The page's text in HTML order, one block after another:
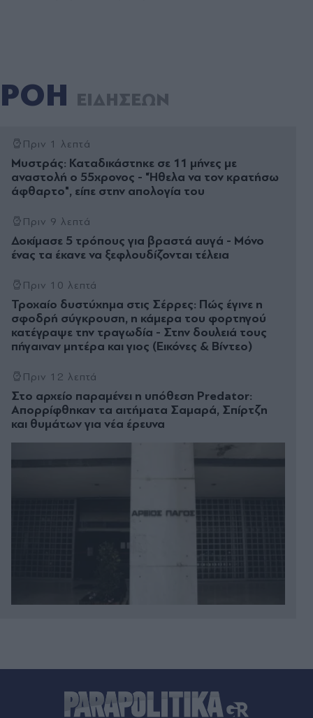
ΡΟΗ ΕΙΔΗΣΕΩΝ
Πριν 1 λεπτά
Μυστράς: Καταδικάστηκε σε 11 μήνες με
αναστολή ο 55χρονος - "Ήθελα να τον κρατήσω
άφθαρτο", είπε στην απολογία του
Πριν 9 λεπτά
Δοκίμασε 5 τρόπους για βραστά αυγά - Μόνο
ένας τα έκανε να ξεφλουδίζονται τέλεια
Πριν 10 λεπτά
Τροχαίο δυστύχημα στις Σέρρες: Πώς έγινε η
σφοδρή σύγκρουση, η κάμερα του φορτηγού
κατέγραψε την τραγωδία - Στην δουλειά τους
πήγαιναν μητέρα και γιος (Εικόνες & Βίντεο)
Πριν 12 λεπτά
Στο αρχείο παραμένει η υπόθεση Predator:
Απορρίφθηκαν τα αιτήματα Σαμαρά, Σπίρτζη
και θυμάτων για νέα έρευνα
Πριν 17 λεπτά